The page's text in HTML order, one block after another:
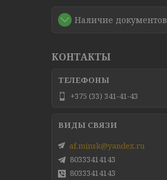
Наличие документов
КОНТАКТЫ
+375 (33) 341-41-43
af.minsk@yandex.ru
80333414143
80333414143